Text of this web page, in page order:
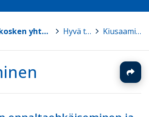
Tikkakosken yhtenäiskoulu > Hyvä tietää > Kiusaaminen